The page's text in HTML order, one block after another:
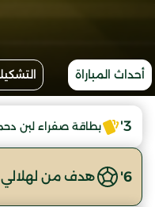
أحداث المباراة
3' بطاقة صفراء لبن
6' هدف من لهلالي